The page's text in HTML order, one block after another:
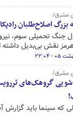
مشرق/
بزرگ اصلاح‌طلبان
جنگ تحمیلی سوم،
نقش بی‌بدیل
مشرق/
گروهک‌های
که سینما باید گزارش